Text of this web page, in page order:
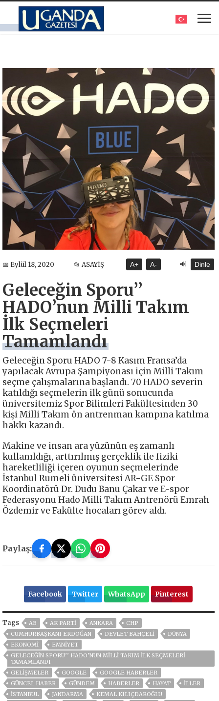
📅 Eylül 18, 2020 📂 ASAYİŞ A+ A- 🔊 Dinle
Geleceğin Sporu’’
HADO’nun Milli Takım
İlk Seçmeleri
Tamamlandı
Geleceğin Sporu HADO 7-8 Kasım Fransa’da
yapılacak Avrupa Şampiyonası için Milli Takım
seçme çalışmalarına başlandı. 70 HADO severin
katıldığı seçmelerin ilk günü sonucunda
üniversitemiz Spor Bilimleri Fakültesinden 30
kişi Milli Takım ön antrenman kampına katılma
hakkı kazandı.
Makine ve insan ara yüzünün eş zamanlı
kullanıldığı, arttırılmış gerçeklik ile fiziki
hareketliliği içeren oyunun seçmelerinde
İstanbul Rumeli üniversitesi AR-GE Spor
Koordinatörü Dr. Dudu Banu Çakar ve E-spor
Federasyonu Hado Milli Takım Antrenörü Emrah
Özdemir ve Fakülte hocaları görev aldı.
Paylaş:
Facebook Twitter WhatsApp Pinterest
Tags AB AK PARTİ ANKARA
CHP
CUMHURBAŞKANI ERDOĞAN
DEVLET BAHÇELİ
DÜNYA
EKONOMİ
EMNİYET
GELECEĞIN SPORU’’ HADO’NUN MILLI TAKIM İLK SEÇMELERI
TAMAMLANDI
GELIŞMELER
GOOGLE
GOOGLE HABERLER
GÜNCEL HABER
GÜNDEM HABERLER HAYAT
İLLER
ISTANBUL
JANDARMA
KEMAL KILIÇDAROĞLU